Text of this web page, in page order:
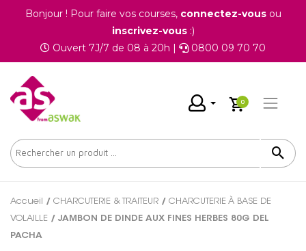
Bonjour ! Pour faire vos courses, connectez-vousou
inscrivez-vous:)
Ouvert 7J/7 de 08 à 20h |
0800 09 70 70
0
Accueil / CHARCUTERIE & TRAITEUR / CHARCUTERIE À BASE DE
VOLAILLE / JAMBON DE DINDE AUX FINES HERBES 80G DEL
PACHA